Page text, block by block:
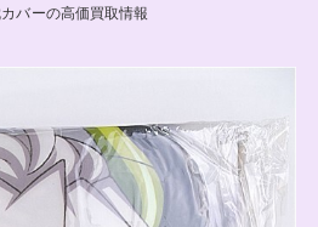
バーの高価買取情報